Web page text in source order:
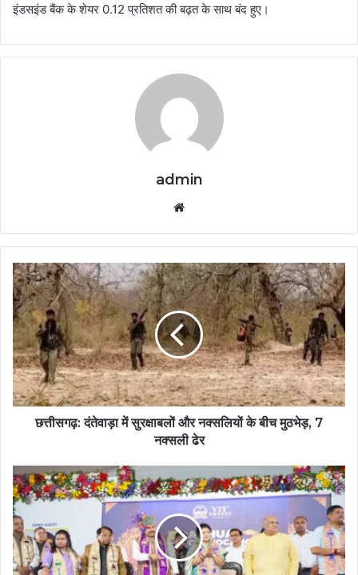
इंडसइंड बैंक के शेयर 0.12 प्रतिशत की बढ़त के साथ बंद हुए।
admin
छत्तीसगढ़: दंतेवाड़ा में सुरक्षाबलों और नक्सलियों के बीच मुठभेड़, 7
नक्सली ढेर